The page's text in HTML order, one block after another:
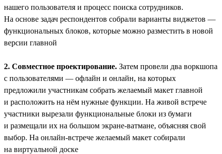
нашего пользователя и процесс поиска сотрудников.
На основе задач респондентов собрали варианты виджетов —
функциональных блоков, которые можно разместить в новой
версии главной
2. Совместное проектирование. Затем провели два воркшопа
с пользователями — офлайн и онлайн, на которых
предложили участникам собрать желаемый макет главной
и расположить на нём нужные функции. На живой встрече
участники вырезали функциональные блоки из бумаги
и размещали их на большом экране-ватмане, объясняя свой
выбор. На онлайн-встрече желаемый макет собирали
на виртуальной доске